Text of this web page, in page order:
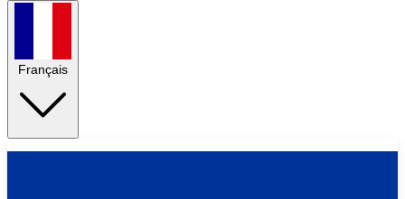
Français